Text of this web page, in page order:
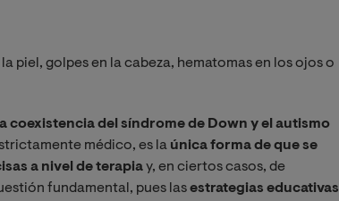
piel, golpes en la cabeza, hematomas en los ojos o
del síndrome de Down y el autismo
médico, es la única forma de que se
a nivel de terapiay, en ciertos casos, de
fundamental, pues lasestrategias educativas